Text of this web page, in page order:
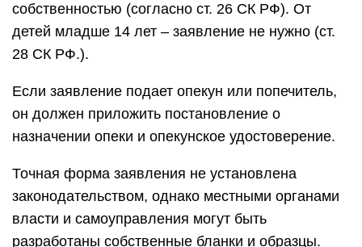
собственностью (согласно ст. 26 СК РФ). От
детей младше 14 лет – заявление не нужно (ст.
28 СК РФ.).
Если заявление подает опекун или попечитель,
он должен приложить постановление о
назначении опеки и опекунское удостоверение.
Точная форма заявления не установлена
законодательством, однако местными органами
власти и самоуправления могут быть
разработаны собственные бланки и образцы.